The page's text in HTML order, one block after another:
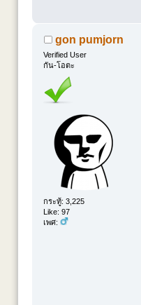
gon pumjorn
Verified User
กัน-โอตะ
กระทู้: 3,225
Like: 97
เพศ: